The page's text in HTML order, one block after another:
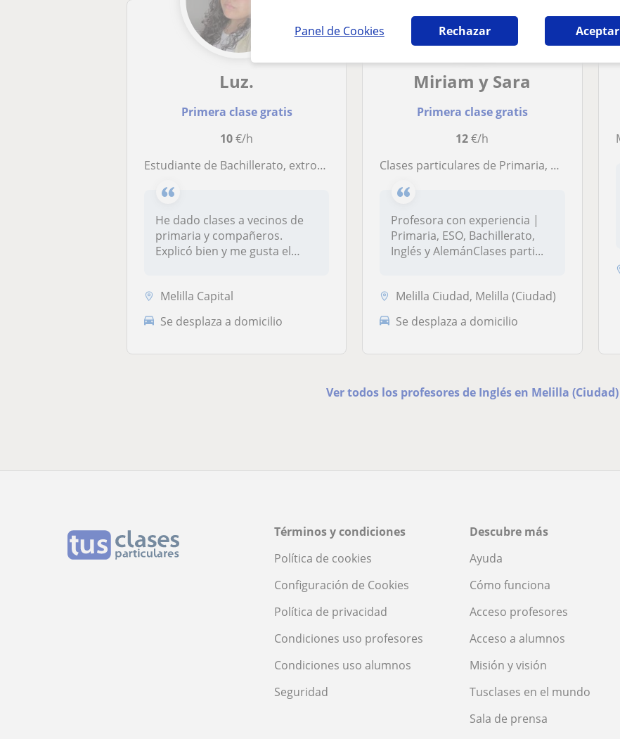
Panel de Cookies Rechazar Aceptar
Luz.
Primera clase gratis
10€/h
Estudiante de Bachillerato, extrovertida con claridad comunicativa y doy clases a todo tipo de personas sin importar la edad
He dado clases a vecinos de
primaria y compañeros.
Explicó bien y me gusta el
Melilla Capital
Se desplaza a domicilio
Miriam y Sara
Primera clase gratis
12€/h
Clases particulares de Primaria, ESO y Bachillerato | Refuerzo Escolar, Inglés
Profesora con experiencia |
Primaria, ESO, Bachillerato,
Inglés y AlemánClases parti...
Melilla Ciudad, Melilla (Ciudad)
Se desplaza a domicilio
Ver todos los profesores de Inglés en Melilla (Ciudad)
Términos y condiciones
Política de cookies
Configuración de Cookies
Política de privacidad
Condiciones uso profesores
Condiciones uso alumnos
Seguridad
Descubre más
Ayuda
Cómo funciona
Acceso profesores
Acceso a alumnos
Misión y visión
Tusclases en el mundo
Sala de prensa